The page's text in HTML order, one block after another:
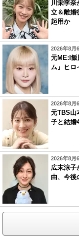
川栄李奈
立＆離婚
起用か
2026年8月
元ME:I飯
ム』ヒロ
2026年8月
元TBS山
子と結婚
2026年8月
広末涼子
由、今後